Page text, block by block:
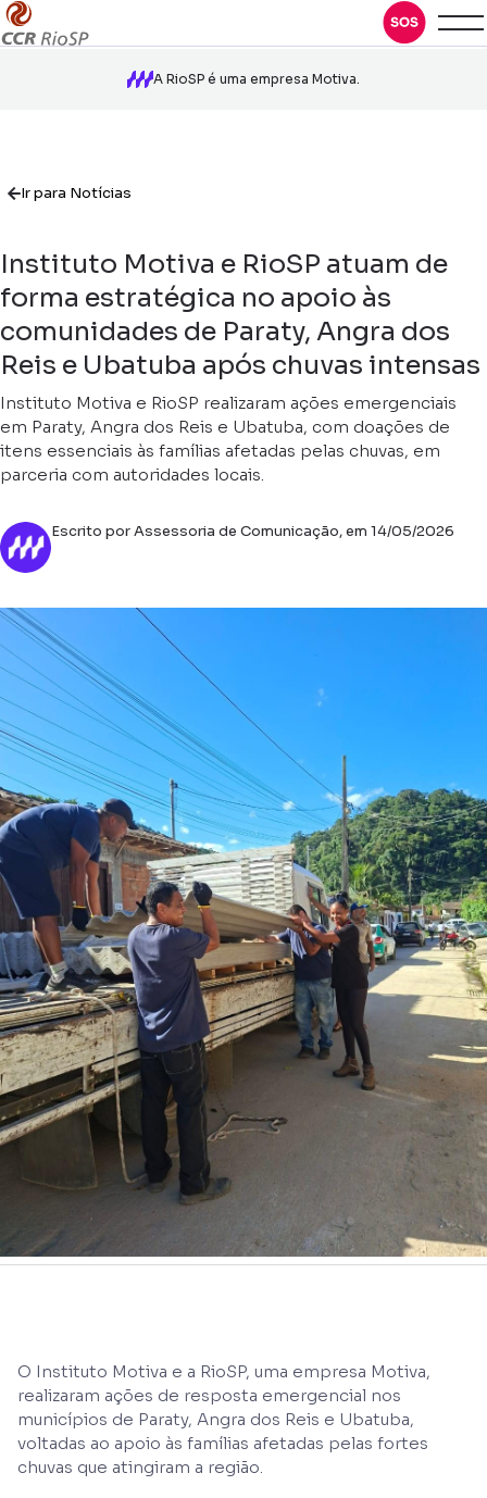
A RioSP é uma empresa Motiva.
Ir para Notícias
Instituto Motiva e RioSP atuam de
forma estratégica no apoio às
comunidades de Paraty, Angra dos
Reis e Ubatuba após chuvas intensas
Instituto Motiva e RioSP realizaram ações emergenciais
em Paraty, Angra dos Reis e Ubatuba, com doações de
itens essenciais às famílias afetadas pelas chuvas, em
parceria com autoridades locais.
Escrito por Assessoria de Comunicação, em 14/05/2026
O Instituto Motiva e a RioSP, uma empresa Motiva,
realizaram ações de resposta emergencial nos
municípios de Paraty, Angra dos Reis e Ubatuba,
voltadas ao apoio às famílias afetadas pelas fortes
chuvas que atingiram a região.